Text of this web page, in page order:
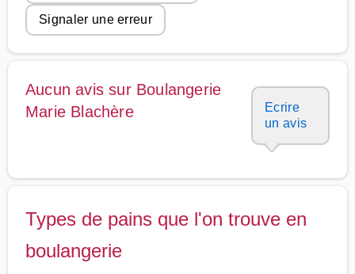
Signaler une erreur
Aucun avis sur Boulangerie
Marie Blachère
Ecrire
un avis
Types de pains que l'on trouve en
boulangerie